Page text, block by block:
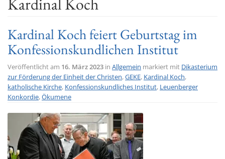
Kardinal Koch feiert Geburtstag im
Konfessionskundlichen Institut
Veröffentlicht am 16. März 2023 in Allgemein markiert mit Dikasterium
zur Förderung der Einheit der Christen,GEKE, Kardinal Koch,
katholische Kirche, Konfessionskundliches Institut, Leuenberger
Konkordie,Ökumene